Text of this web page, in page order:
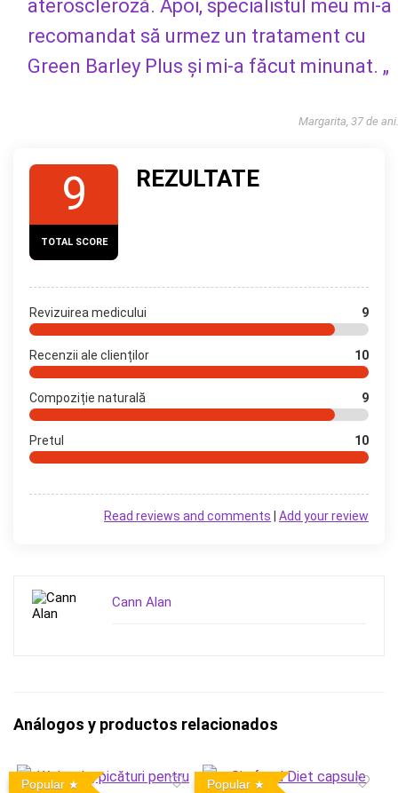
ateroscleroză. Apoi, specialistul meu mi-a
recomandat să urmez un tratament cu
Green Barley Plus și mi-a făcut minunat. „
Margarita, 37 de ani.
9
TOTAL SCORE
REZULTATE
Revizuirea medicului 9
Recenzii ale clienților 10
Compoziție naturală 9
Pretul 10
Add your review
Read reviews and comments
Cann Alan
Análogos y productos relacionados
Popular Popular